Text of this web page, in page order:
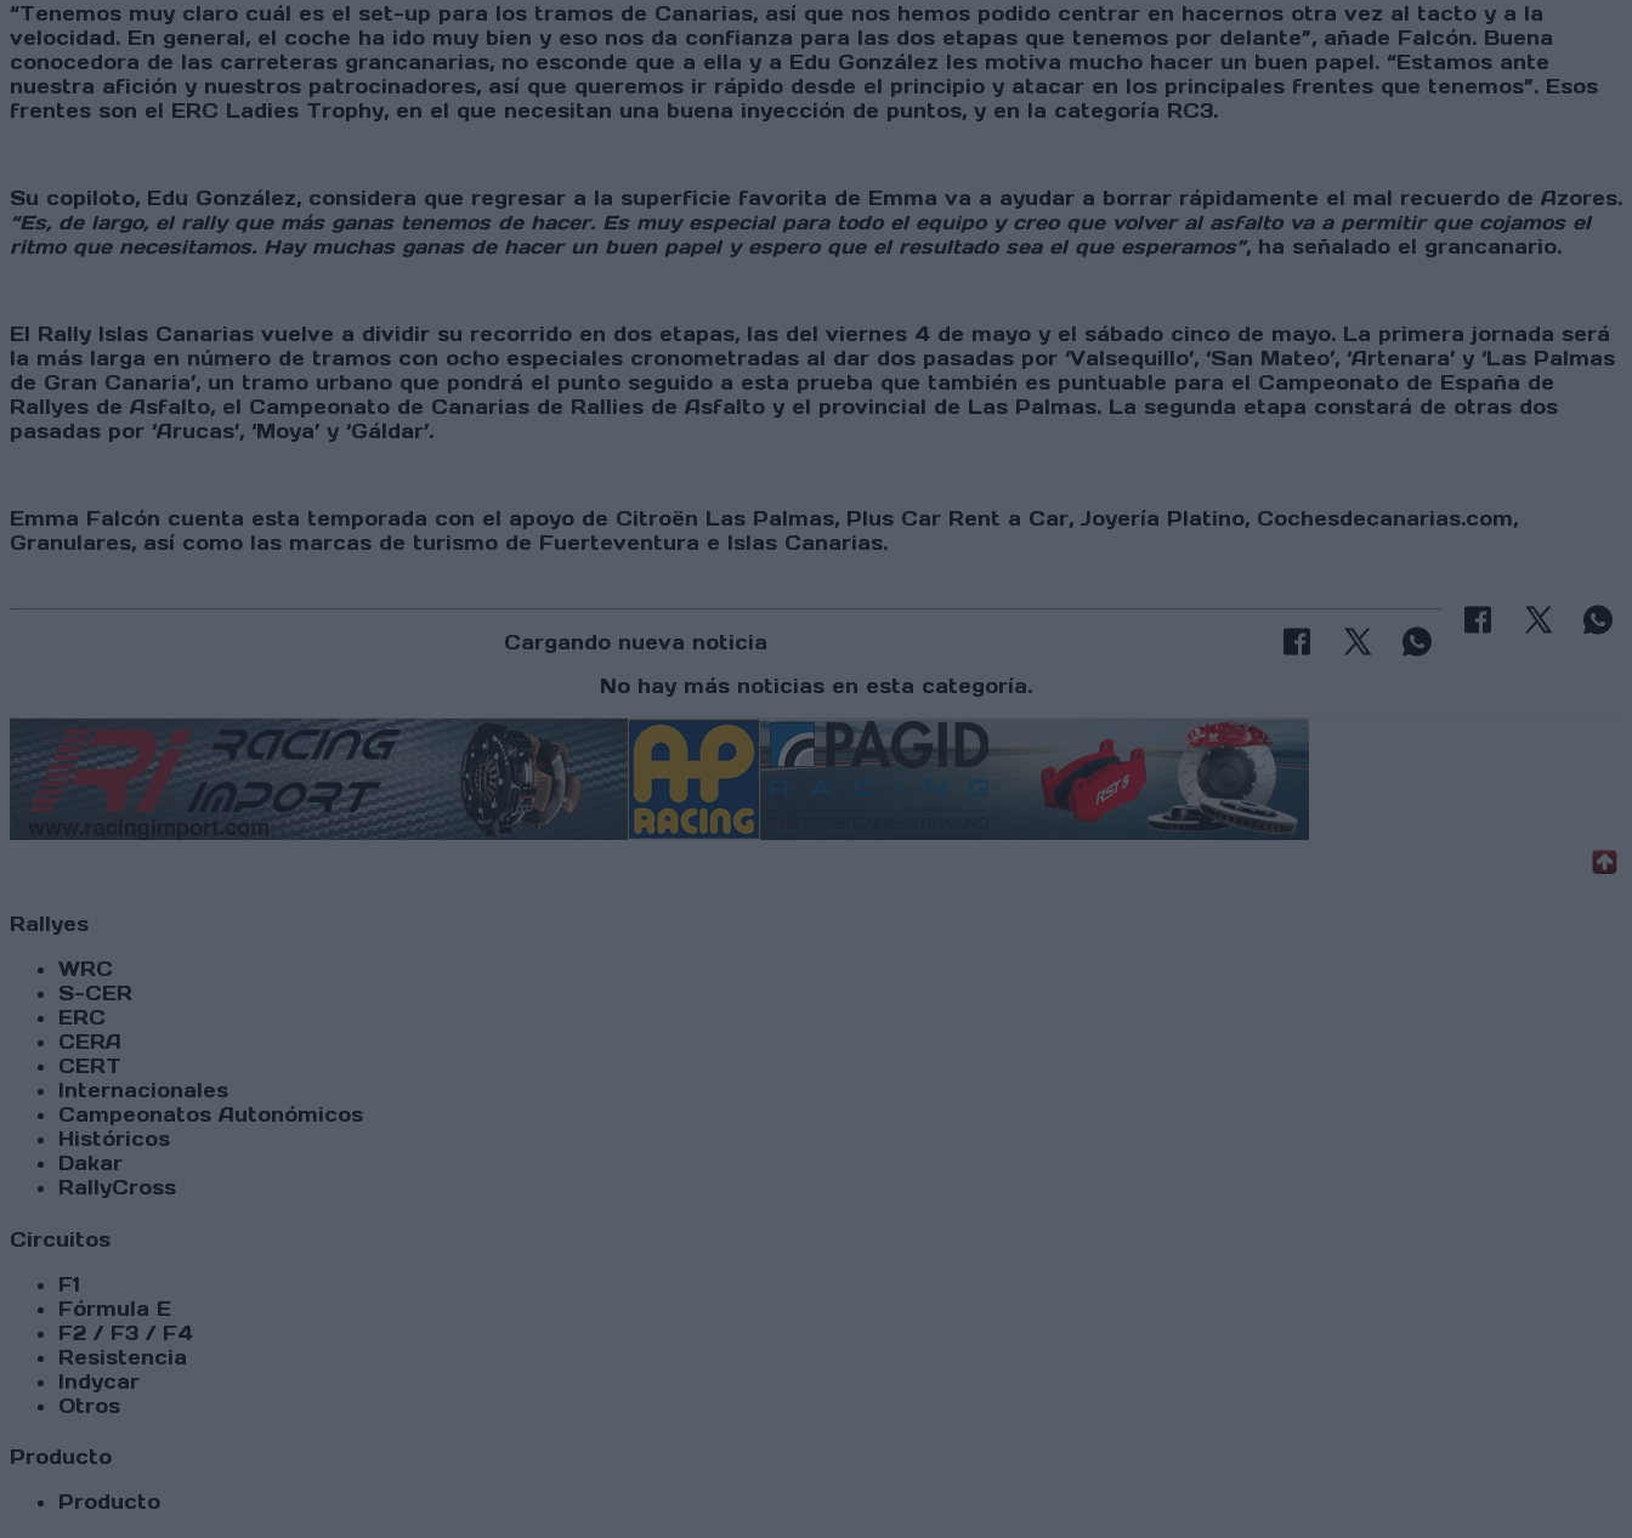
“Tenemos muy claro cuál es el set-up para los tramos de Canarias, así que nos hemos podido centrar en hacernos otra vez al tacto y a la
velocidad. En general, el coche ha ido muy bien y eso nos da confianza para las dos etapas que tenemos por delante”, añade Falcón. Buena
conocedora de las carreteras grancanarias, no esconde que a ella y a Edu González les motiva mucho hacer un buen papel. “Estamos ante
nuestra afición y nuestros patrocinadores, así que queremos ir rápido desde el principio y atacar en los principales frentes que tenemos”. Esos
frentes son el ERC Ladies Trophy, en el que necesitan una buena inyección de puntos, y en la categoría RC3.
Su copiloto, Edu González, considera que regresar a la superficie favorita de Emma va a ayudar a borrar rápidamente el mal recuerdo de Azores.
“Es, de largo, el rally que más ganas tenemos de hacer. Es muy especial para todo el equipo y creo que volver al asfalto va a permitir que cojamos el
ritmo que necesitamos. Hay muchas ganas de hacer un buen papel y espero que el resultado sea el que esperamos”, ha señalado el grancanario.
El Rally Islas Canarias vuelve a dividir su recorrido en dos etapas, las del viernes 4 de mayo y el sábado cinco de mayo. La primera jornada será
la más larga en número de tramos con ocho especiales cronometradas al dar dos pasadas por ‘Valsequillo’, ‘San Mateo’, ‘Artenara’ y ‘Las Palmas
de Gran Canaria’, un tramo urbano que pondrá el punto seguido a esta prueba que también es puntuable para el Campeonato de España de
Rallyes de Asfalto, el Campeonato de Canarias de Rallies de Asfalto y el provincial de Las Palmas. La segunda etapa constará de otras dos
pasadas por ‘Arucas’, ‘Moya’ y ‘Gáldar’.
Emma Falcón cuenta esta temporada con el apoyo de Citroën Las Palmas, Plus Car Rent a Car, Joyería Platino, Cochesdecanarias.com,
Granulares, así como las marcas de turismo de Fuerteventura e Islas Canarias.
Cargando nueva noticia
No hay más noticias en esta categoría.
Rallyes
WRC
S-CER
ERC
CERA
CERT
Internacionales
Campeonatos Autonómicos
Históricos
Dakar
RallyCross
Circuitos
F1
Fórmula E
F2 / F3 / F4
Resistencia
Indycar
Otros
Producto
Producto